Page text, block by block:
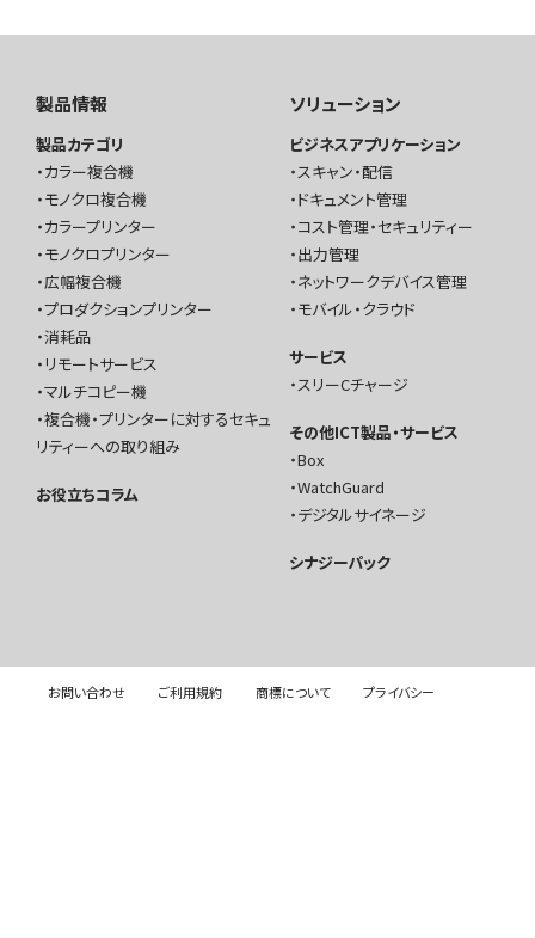
製品情報
製品カテゴリ
カラー複合機
モノクロ複合機
カラープリンター
モノクロプリンター
広幅複合機
プロダクションプリンター
消耗品
リモートサービス
マルチコピー機
複合機・プリンターに対するセキュ
リティーへの取り組み
お役立ちコラム
ソリューション
ビジネスアプリケーション
スキャン・配信
ドキュメント管理
コスト管理・セキュリティー
出力管理
ネットワークデバイス管理
モバイル・クラウド
サービス
スリーCチャージ
その他ICT製品・サービス
Box
WatchGuard
デジタルサイネージ
シナジーパック
お問い合わせ ご利用規約 商標について プライバシー